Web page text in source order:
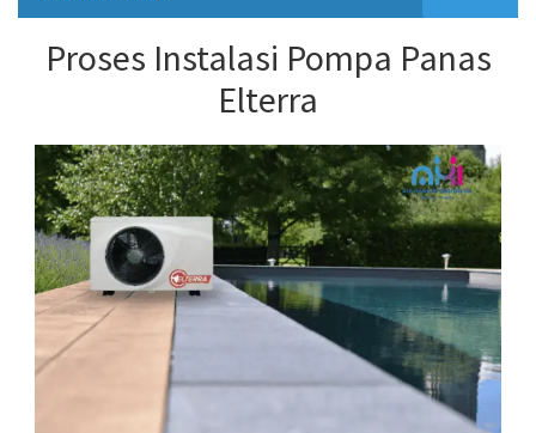
Proses Instalasi Pompa Panas
Elterra